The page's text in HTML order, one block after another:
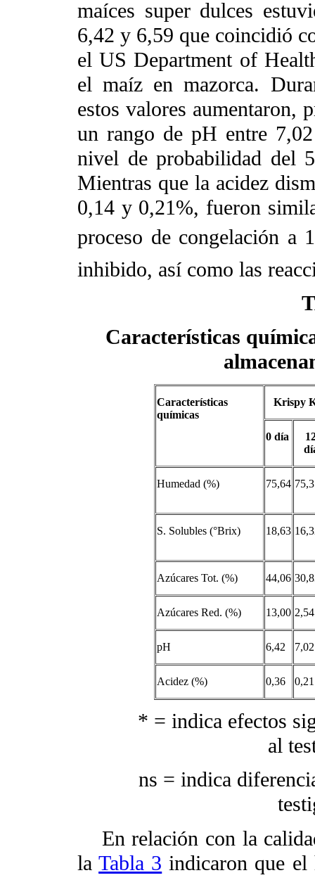
maíces super dulces
6,42 y 6,59 que coincidió
el US Department of
el maíz en mazorca.
estos valores aumentaron,
un rango de pH entre
nivel de probabilidad del
Mientras que la acidez
0,14 y 0,21%, fueron
proceso de congelación a
inhibido, así como las
Características
Características
químicas
Krispy
0 día
Humedad (%) 75,64
S. Solubles (°Brix) 18,63
Azúcares Tot. (%) 44,06
Azúcares Red. (%) 13,00
pH 6,42
Acidez (%) 0,36
* = indica efectos
al
ns = indica
En relación con la
laTabla 3 indicaron que el